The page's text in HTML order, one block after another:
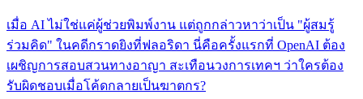
เมื่อ AI ไม่ใช่แค่ผู้ช่วยพิมพ์งาน แต่ถูกกล่าวหาว่าเป็น "ผู้สมรู้
ร่วมคิด" ในคดีกราดยิงที่ฟลอริดา นี่คือครั้งแรกที่ OpenAI ต้อง
เผชิญการสอบสวนทางอาญา สะเทือนวงการเทคฯ ว่าใครต้อง
รับผิดชอบเมื่อโค้ดกลายเป็นฆาตกร?